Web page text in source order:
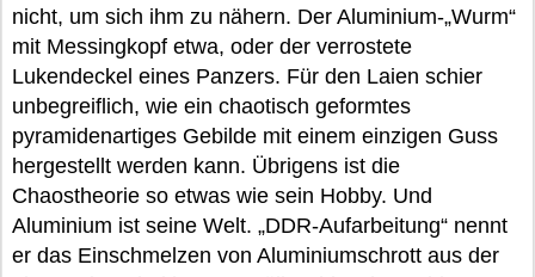
nicht, um sich ihm zu nähern. Der Aluminium-„Wurm“
mit Messingkopf etwa, oder der verrostete
Lukendeckel eines Panzers. Für den Laien schier
unbegreiflich, wie ein chaotisch geformtes
pyramidenartiges Gebilde mit einem einzigen Guss
hergestellt werden kann. Übrigens ist die
Chaostheorie so etwas wie sein Hobby. Und
Aluminium ist seine Welt. „DDR-Aufarbeitung“ nennt
er das Einschmelzen von Aluminiumschrott aus der